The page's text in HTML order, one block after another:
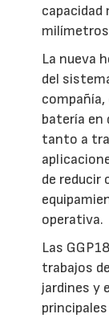
capacidad
La nueva
del
batería en
tanto a
de reducir
operativa.
Las
trabajos
jardines y